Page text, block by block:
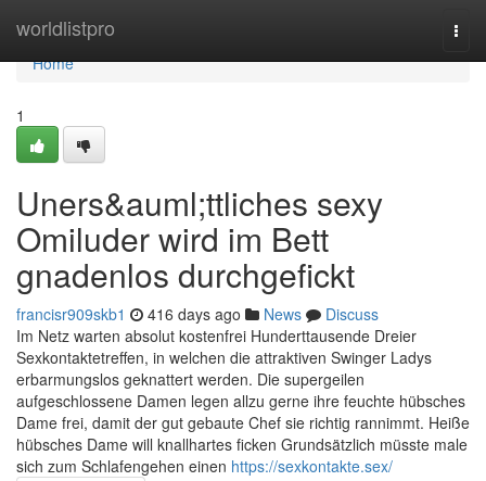
worldlistpro
Home
Home
1
Uners&auml;ttliches sexy
Omiluder wird im Bett
gnadenlos durchgefickt
francisr909skb1 416 days ago News
Discuss
Im Netz warten absolut kostenfrei Hunderttausende Dreier
Sexkontaktetreffen, in welchen die attraktiven Swinger Ladys
erbarmungslos geknattert werden. Die supergeilen
aufgeschlossene Damen legen allzu gerne ihre feuchte hübsches
Dame frei, damit der gut gebaute Chef sie richtig rannimmt. Heiße
hübsches Dame will knallhartes ficken Grundsätzlich müsste male
sich zum Schlafengehen einen https://sexkontakte.sex/